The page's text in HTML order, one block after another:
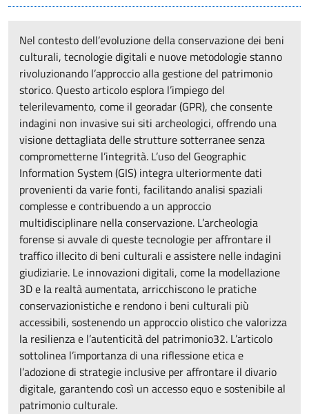
Nel contesto dell’evoluzione della conservazione dei beni
culturali, tecnologie digitali e nuove metodologie stanno
rivoluzionando l’approccio alla gestione del patrimonio
storico. Questo articolo esplora l’impiego del
telerilevamento, come il georadar (GPR), che consente
indagini non invasive sui siti archeologici, offrendo una
visione dettagliata delle strutture sotterranee senza
comprometterne l’integrità. L’uso del Geographic
Information System (GIS) integra ulteriormente dati
provenienti da varie fonti, facilitando analisi spaziali
complesse e contribuendo a un approccio
multidisciplinare nella conservazione. L’archeologia
forense si avvale di queste tecnologie per affrontare il
traffico illecito di beni culturali e assistere nelle indagini
giudiziarie. Le innovazioni digitali, come la modellazione
3D e la realtà aumentata, arricchiscono le pratiche
conservazionistiche e rendono i beni culturali più
accessibili, sostenendo un approccio olistico che valorizza
la resilienza e l’autenticità del patrimonio32. L’articolo
sottolinea l’importanza di una riflessione etica e
l’adozione di strategie inclusive per affrontare il divario
digitale, garantendo così un accesso equo e sostenibile al
patrimonio culturale.